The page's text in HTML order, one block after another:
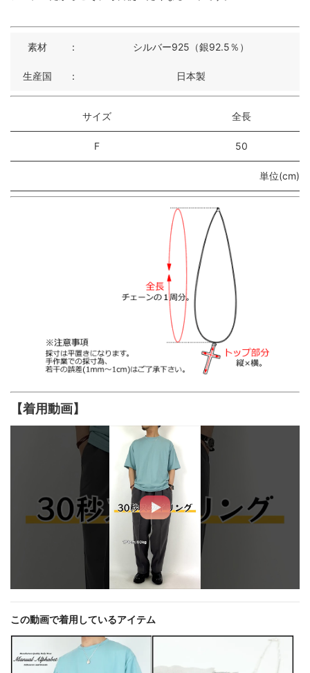
素材 ： シルバー925（銀92.5％）
生産国 ： 日本製
サイズ 全長
F 50
単位(cm)
【着用動画】
この動画で着用しているアイテム